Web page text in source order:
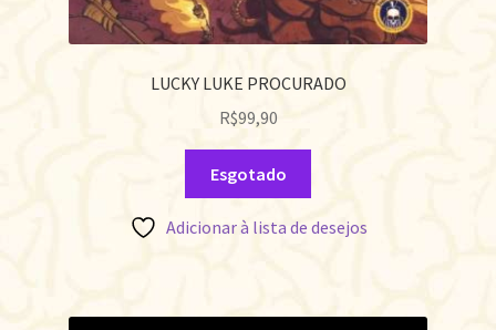
LUCKY LUKE PROCURADO
R$99,90
Esgotado
Adicionar à lista de desejos